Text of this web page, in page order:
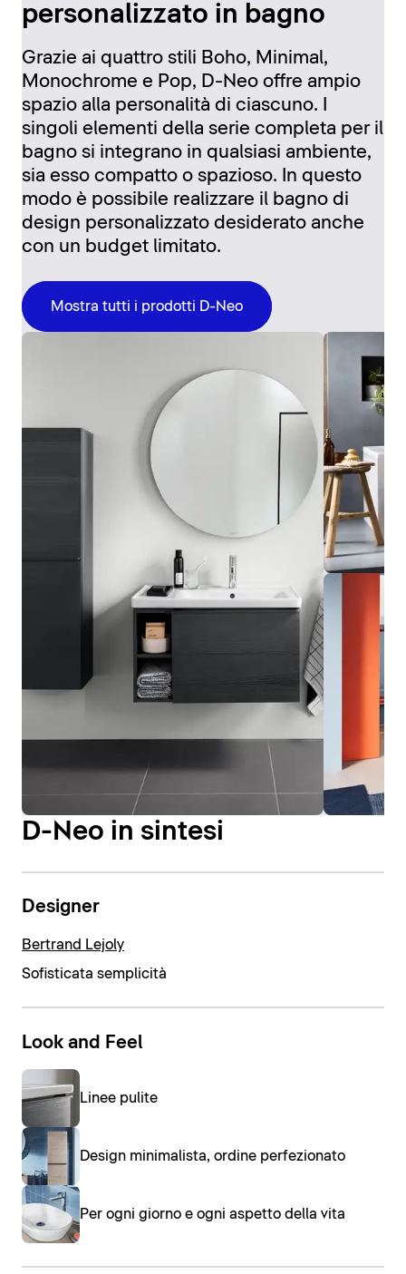
personalizzato in bagno
Grazie ai quattro stili Boho, Minimal,
Monochrome e Pop, D-Neo offre ampio
spazio alla personalità di ciascuno. I
singoli elementi della serie completa per il
bagno si integrano in qualsiasi ambiente,
sia esso compatto o spazioso. In questo
modo è possibile realizzare il bagno di
design personalizzato desiderato anche
con un budget limitato.
Mostra tutti i prodotti D-Neo
D-Neo in sintesi
Designer
Bertrand Lejoly
Sofisticata semplicità
Look and Feel
Linee pulite
Design minimalista, ordine perfezionato
Per ogni giorno e ogni aspetto della vita